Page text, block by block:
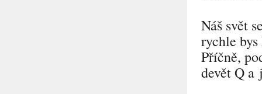
Náš svět
rychle
Příčně,
devět Q a